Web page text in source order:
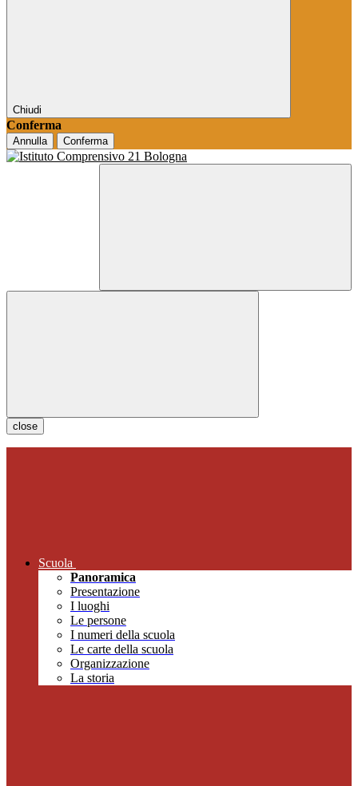
Chiudi
Conferma
Annulla Conferma
close
Scuola
Panoramica
Presentazione
I luoghi
Le persone
I numeri della scuola
Le carte della scuola
Organizzazione
La storia